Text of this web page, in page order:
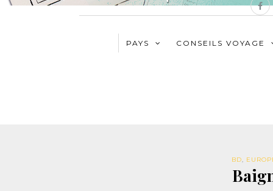
PAYS CONSEILS VOYAGE
BD,